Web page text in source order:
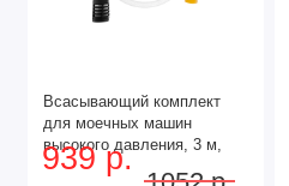
Всасывающий комплект
для моечных машин
высокого давления, 3 м,
диаметр шланга 1/2 дюйм
939 р.